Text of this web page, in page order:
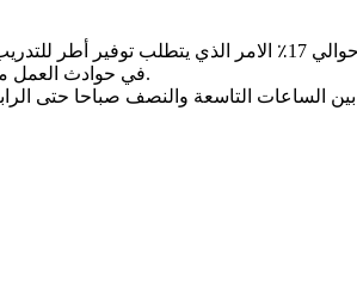
يذكران نسبة الطلاب العرب في الجامعات, وصلت الى
في حوادث العمل مرتفعة نسبياً وسيقترح المؤتمر سبلاً لتعزيز اندماج الشباب في سوق العمل ومساهمتهم في النمو الاقتصادي.
وسينعقد المؤتمر يوم الخميس الموافق 21.7.2022 بين